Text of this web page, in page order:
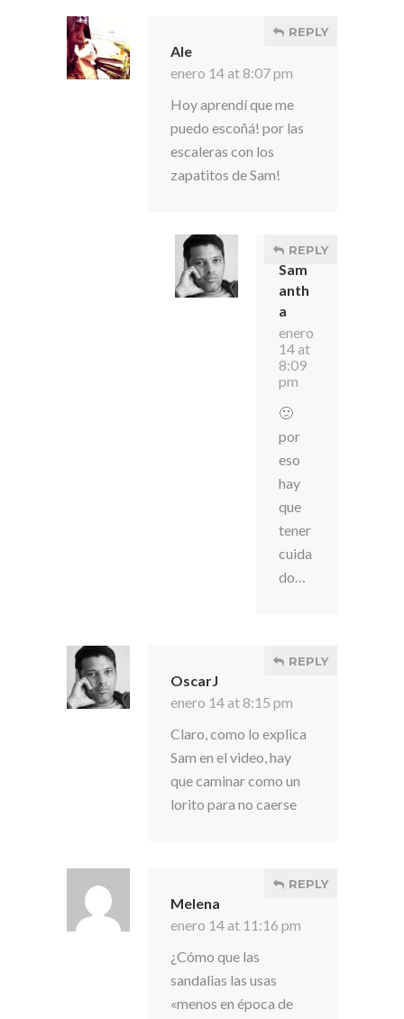
Ale
enero 14 at 8:07 pm
REPLY
Hoy aprendí que me
puedo escoñá! por las
escaleras con los
zapatitos de Sam!
Sam
anth
a
enero
14 at
8:09
pm
REPLY
🙁
por
eso
hay
que
tener
cuida
do…
OscarJ
enero 14 at 8:15 pm
REPLY
Claro, como lo explica
Sam en el video, hay
que caminar como un
lorito para no caerse
Melena
enero 14 at 11:16 pm
REPLY
¿Cómo que las
sandalias las usas
«menos en época de